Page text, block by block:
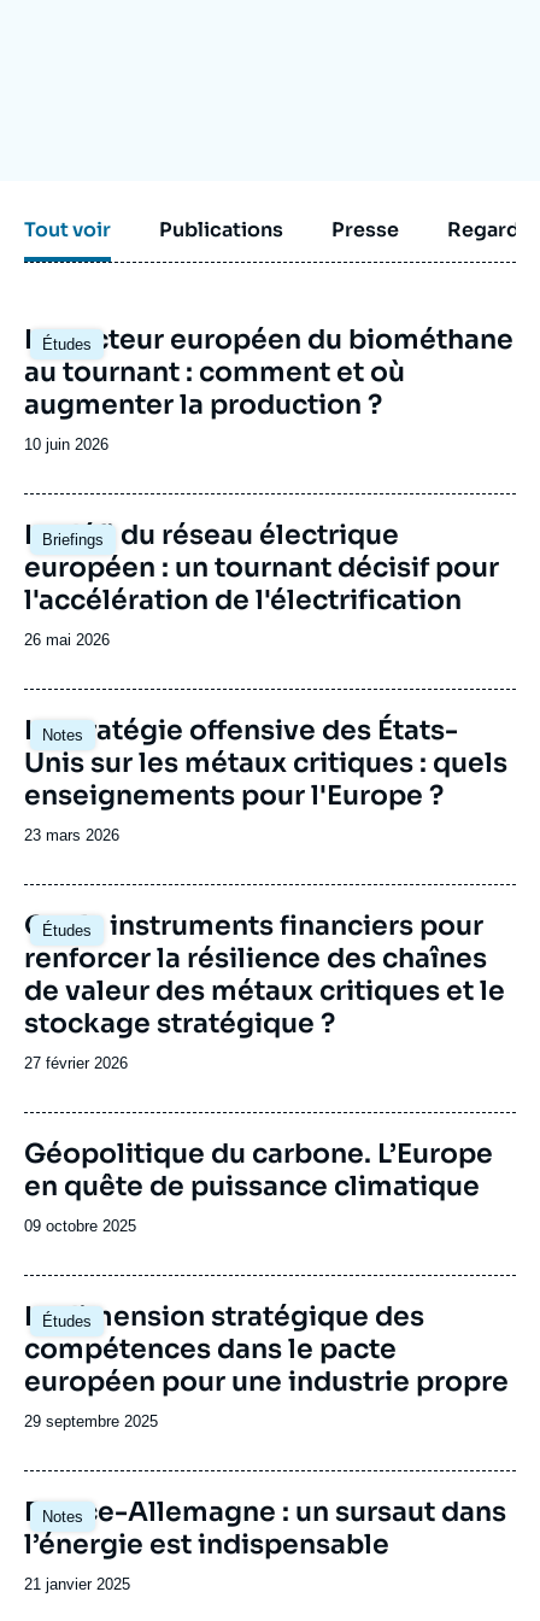
Tout voir Publications Presse
Études
Image
principale
Le secteur européen du biométhane
au tournant : comment et où
augmenter la production ?
Date
publication
10 juin 2026
Briefings
Image
principale
Le défi du réseau électrique
européen : un tournant décisif pour
l'accélération de l'électrification
Date
publication
26 mai 2026
Notes
Image
principale
La stratégie offensive des États-
Unis sur les métaux critiques : quels
enseignements pour l'Europe ?
Date
publication
23 mars 2026
Études
Image
principale
Quels instruments financiers pour
renforcer la résilience des chaînes
de valeur des métaux critiques et le
stockage stratégique ?
Date
publication
27 février 2026
Image
de
couverture
la
Géopolitique du carbone. L’Europe
en quête de puissance climatique
Date
publication
09 octobre 2025
Études
Image
principale
La dimension stratégique des
compétences dans le pacte
européen pour une industrie propre
Date
publication
29 septembre 2025
Notes
Image
principale
France-Allemagne : un sursaut dans
l’énergie est indispensable
Date
21 janvier 2025